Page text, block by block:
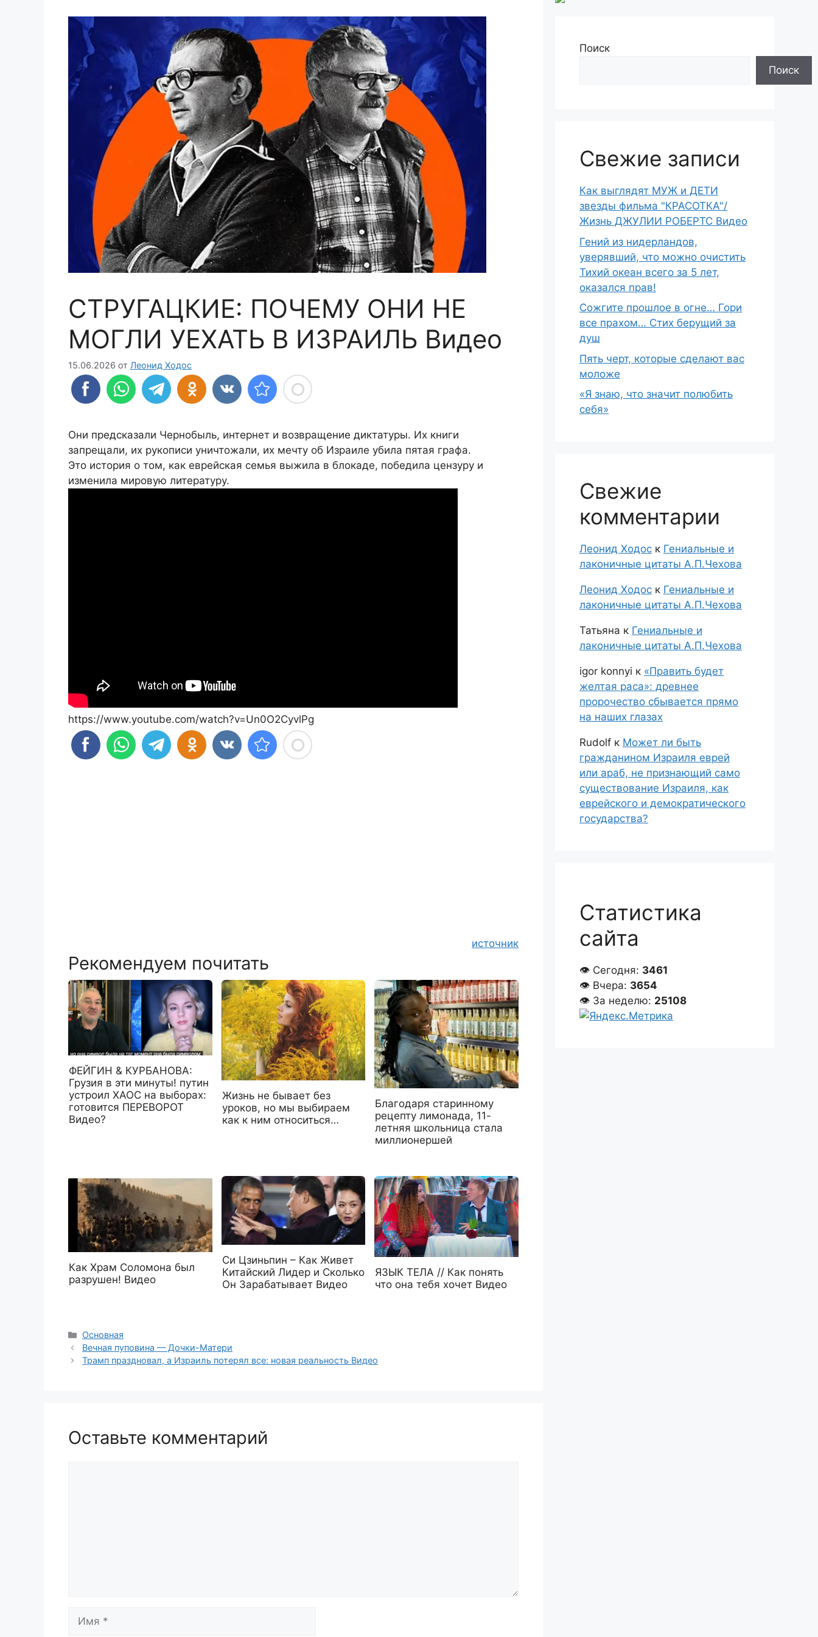
СТРУГАЦКИЕ: ПОЧЕМУ ОНИ НЕ
МОГЛИ УЕХАТЬ В ИЗРАИЛЬ Видео
15.06.2026 от Леонид Ходос
Они предсказали Чернобыль, интернет и возвращение диктатуры. Их книги
запрещали, их рукописи уничтожали, их мечту об Израиле убила пятая графа.
Это история о том, как еврейская семья выжила в блокаде, победила цензуру и
изменила мировую литературу.
https://www.youtube.com/watch?v=Un0O2CyvlPg
источник
Рекомендуем почитать
ФЕЙГИН & КУРБАНОВА:
Грузия в эти минуты! путин
устроил ХАОС на выборах:
готовится ПЕРЕВОРОТ
Видео?
Жизнь не бывает без
уроков, но мы выбираем
как к ним относиться…
Благодаря старинному
рецепту лимонада, 11-
летняя школьница стала
миллионершей
Как Храм Соломона был
разрушен! Видео
Си Цзиньпин – Как Живет
Китайский Лидер и Сколько
Он Зарабатывает Видео
ЯЗЫК ТЕЛА // Как понять
что она тебя хочет Видео
Рубрики
Основная
Вечная пуповина — Дочки-Матери
Трамп праздновал, а Израиль потерял все: новая реальность Видео
Оставьте комментарий
Имя
Поиск
Поиск
Свежие записи
Как выглядят МУЖ и ДЕТИ
звезды фильма "КРАСОТКА"/
Жизнь ДЖУЛИИ РОБЕРТС Видео
Гений из нидерландов,
уверявший, что можно очистить
Тихий океан всего за 5 лет,
оказался прав!
Сожгите прошлое в огне… Гори
все прахом… Стих берущий за
душ
Пять черт, которые сделают вас
моложе
«Я знаю, что значит полюбить
себя»
Свежие
комментарии
Леонид Ходос к Гениальные и
лаконичные цитаты А.П.Чехова
Леонид Ходос к Гениальные и
лаконичные цитаты А.П.Чехова
Татьяна к Гениальные и
лаконичные цитаты А.П.Чехова
igor konnyi к «Править будет
желтая раса»: древнее
пророчество сбывается прямо
на наших глазах
Rudolf к Может ли быть
гражданином Израиля еврей
или араб, не признающий само
существование Израиля, как
еврейского и демократического
государства?
Статистика
сайта
👁 Сегодня: 3461
👁 Вчера: 3654
👁 За неделю: 25108